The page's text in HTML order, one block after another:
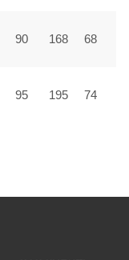
90 168 68
95 195 74